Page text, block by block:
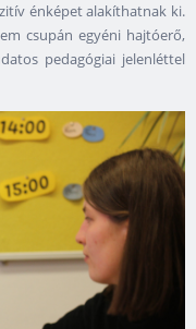
énképet alakíthatnak ki.
csupán egyéni hajtóerő,
pedagógiai jelenléttel